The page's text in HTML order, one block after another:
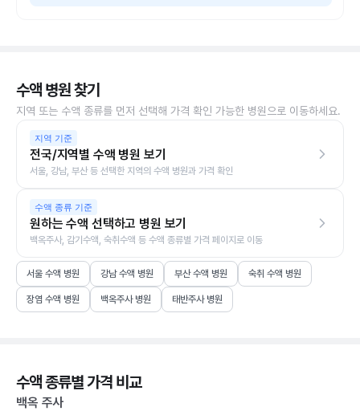
수액 병원 찾기
지역 또는 수액 종류를 먼저 선택해 가격 확인 가능한 병원으로 이동하세요.
지역 기준
전국/지역별 수액 병원 보기
서울, 강남, 부산 등 선택한 지역의 수액 병원과 가격 확인
수액 종류 기준
원하는 수액 선택하고 병원 보기
백옥주사, 감기수액, 숙취수액 등 수액 종류별 가격 페이지로 이동
서울 수액 병원 강남 수액 병원 부산 수액 병원 숙취 수액 병원
장염 수액 병원 백옥주사 병원 태반주사 병원
수액 종류별 가격 비교
백옥 주사